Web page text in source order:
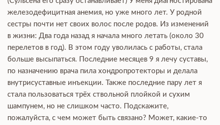
железодефицитная анемия, но уже много лет. У родной
сестры почти нет своих волос после родов. Из изменений
в жизни: Два года назад я начала много летать (около 30
перелетов в год). В этом году уволилась с работы, стала
больше высыпаться. Последние месяцев 9 я лечу суставы,
по назначению врача пила хондропротекторы и делала
внутрисуставные инъекции. Также последние пару лет я
стала пользоваться трёх ствольной плойкой и сухим
шампунем, но не слишком часто. Подскажите,
пожалуйста, с чем может быть связано? Может, какие-то